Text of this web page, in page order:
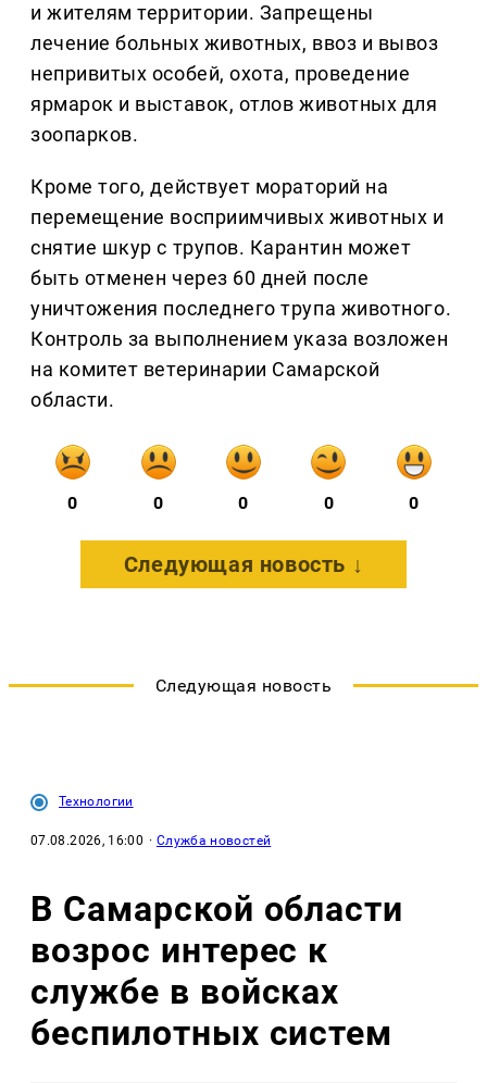
и жителям территории. Запрещены
лечение больных животных, ввоз и вывоз
непривитых особей, охота, проведение
ярмарок и выставок, отлов животных для
зоопарков.
Кроме того, действует мораторий на
перемещение восприимчивых животных и
снятие шкур с трупов. Карантин может
быть отменен через 60 дней после
уничтожения последнего трупа животного.
Контроль за выполнением указа возложен
на комитет ветеринарии Самарской
области.
0 0 0 0 0
Следующая новость ↓
Следующая новость
Технологии
07.08.2026, 16:00 · Служба новостей
В Самарской области
возрос интерес к
службе в войсках
беспилотных систем